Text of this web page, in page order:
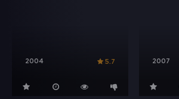
2004 5.7 2007